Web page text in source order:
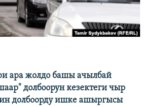
сайттары
ара жолдо башы ачылбай
долбоорун кезектеги чыр
долбоорду ишке ашыргысы